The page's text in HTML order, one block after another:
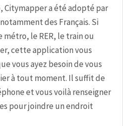
Citymapper a été adopté par
des Français. Si
le RER, le train ou
cette application vous
vous ayez besoin de vous
à tout moment. Il suffit de
et vous voilà renseigner
pour joindre un endroit